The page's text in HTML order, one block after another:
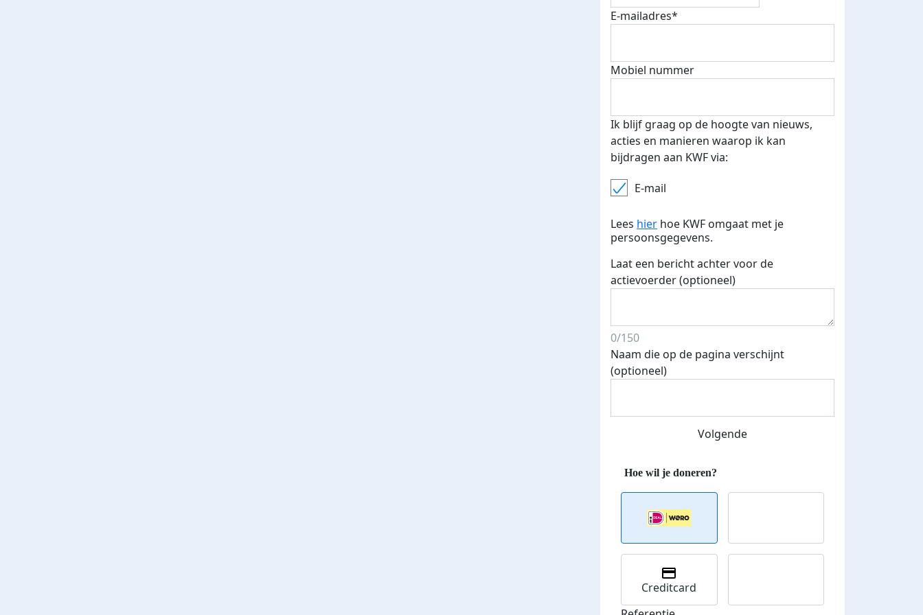
E-mailadres*
Mobiel nummer
Ik blijf graag op de hoogte van nieuws,
acties en manieren waarop ik kan
bijdragen aan KWF via:
E-mail
Lees hier hoe KWF omgaat met je
persoonsgegevens.
Laat een bericht achter voor de
actievoerder (optioneel)
0/150
Naam die op de pagina verschijnt
(optioneel)
Volgende
Creditcard